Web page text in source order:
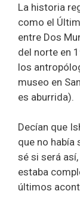
La historia
como el
entre Dos
del norte en
los
museo en
es aburrida).
Decían que
que no había
sé si será
estaba
últimos